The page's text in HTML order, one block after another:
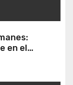
en el